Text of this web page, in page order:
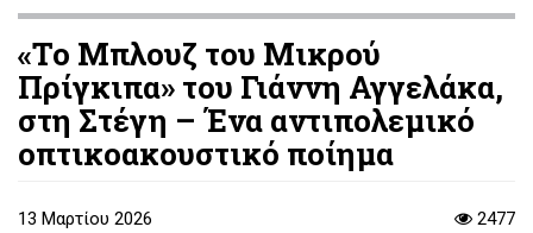
«Το Μπλουζ του Μικρού
Πρίγκιπα» του Γιάννη Αγγελάκα,
στη Στέγη – Ένα αντιπολεμικό
οπτικοακουστικό ποίημα
13 Μαρτίου 2026 2477